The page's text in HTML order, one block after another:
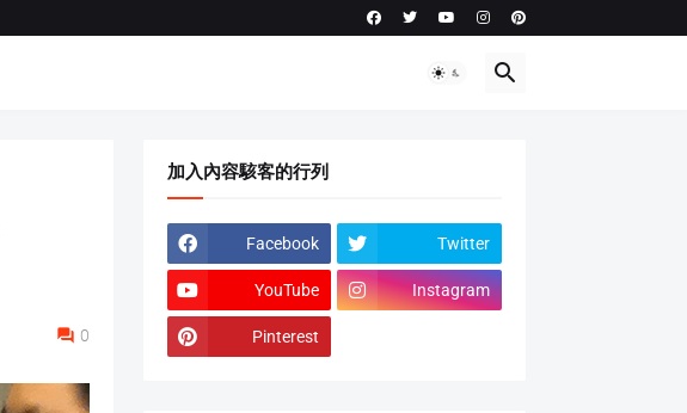
0
加入內容駭客的行列
Facebook Twitter
YouTube Instagram
Pinterest